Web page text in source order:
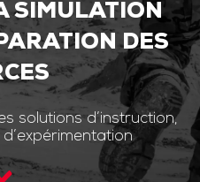
SIMULATION
DES
solutions d’instruction,